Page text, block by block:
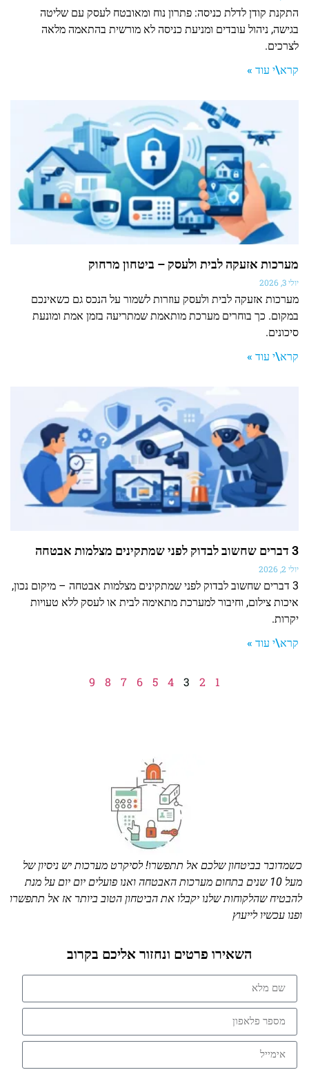
התקנת קודן לדלת כניסה: פתרון נוח ומאובטח לעסק עם שליטה
בגישה, ניהול עובדים ומניעת כניסה לא מורשית בהתאמה מלאה
לצרכים.
קרא\י עוד »
מערכות אזעקה לבית ולעסק – ביטחון מרחוק
יולי 3, 2026
מערכות אזעקה לבית ולעסק עוזרות לשמור על הנכס גם כשאינכם
במקום. כך בוחרים מערכת מותאמת שמתריעה בזמן אמת ומונעת
סיכונים.
קרא\י עוד »
3 דברים שחשוב לבדוק לפני שמתקינים מצלמות אבטחה
יולי 2, 2026
3 דברים שחשוב לבדוק לפני שמתקינים מצלמות אבטחה – מיקום נכון,
איכות צילום, וחיבור למערכת מתאימה לבית או לעסק ללא טעויות
יקרות.
קרא\י עוד »
1
2
3
4
5
6
7
8
9
כשמדובר בביטחון שלכם אל תתפשרו! לסיקרט מערכות יש ניסיון של
מעל 10 שנים בתחום מערכות האבטחה ואנו פועלים יום יום על מנת
להבטיח שהלקוחות שלנו יקבלו את הביטחון הטוב ביותר אז אל תתפשרו
ופנו עכשיו לייעוץ
השאירו פרטים ונחזור אליכם בקרוב